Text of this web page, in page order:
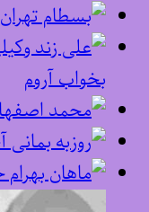
بخواب آروم